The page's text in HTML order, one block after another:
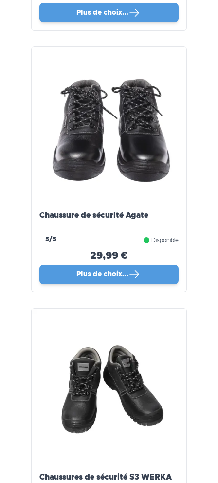
Plus de choix…
Chaussure de sécurité Agate
5/5 Disponible
29,99 €
Plus de choix…
Chaussures de sécurité S3 WERKA